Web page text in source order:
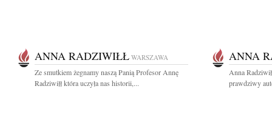
ANNA RADZIWIŁŁ WARSZAWA
Ze smutkiem żegnamy naszą Panią Profesor Annę
Radziwiłł która uczyła nas historii,...
ANNA
Anna
prawdziwy